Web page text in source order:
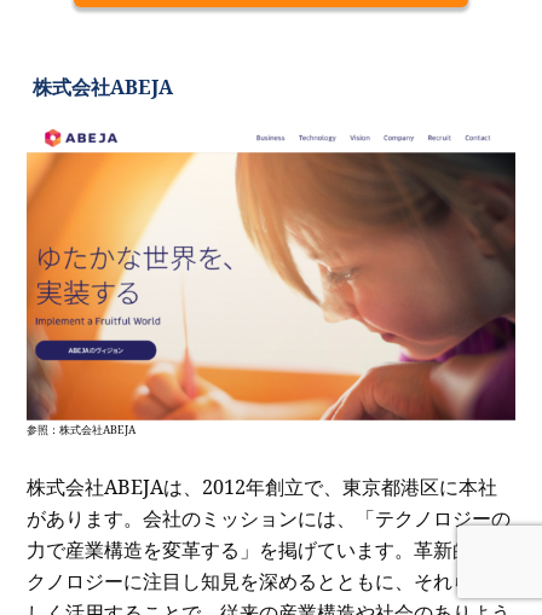
株式会社ABEJA
参照：株式会社ABEJA
株式会社ABEJAは、2012年創立で、東京都港区に本社
があります。会社のミッションには、「テクノロジーの
力で産業構造を変革する」を掲げています。革新的なテ
クノロジーに注目し知見を深めるとともに、それらを正